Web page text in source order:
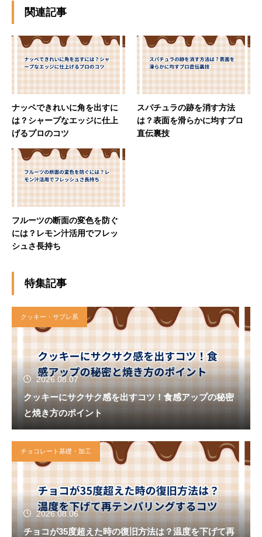
関連記事
ナッペできれいに角を出すに
は？シャープなエッジに仕上
げるプロのコツ
スパチュラの跡を消す方法
は？表面を滑らかに均すプロ
直伝裏技
フルーツの断面の変色を防ぐ
には？レモン汁活用でフレッ
シュさ長持ち
特集記事
クッキー・サブレ系
2026.08.07
クッキーにサクサク感を出すコツ！食感アップの秘密
と焼き方のポイント
チョコレート基礎・加工
2026.08.06
チョコが35度超えた時の復旧方法は？温度を下げて再